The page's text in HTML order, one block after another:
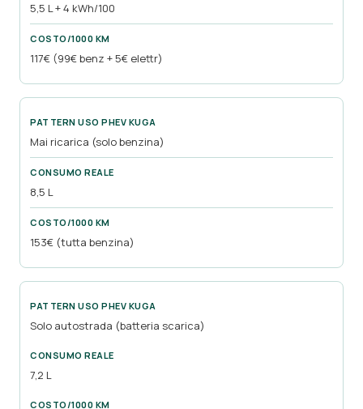
5,5 L + 4 kWh/100
117€ (99€ benz + 5€ elettr)
Mai ricarica (solo benzina)
8,5 L
153€ (tutta benzina)
Solo autostrada (batteria scarica)
7,2 L